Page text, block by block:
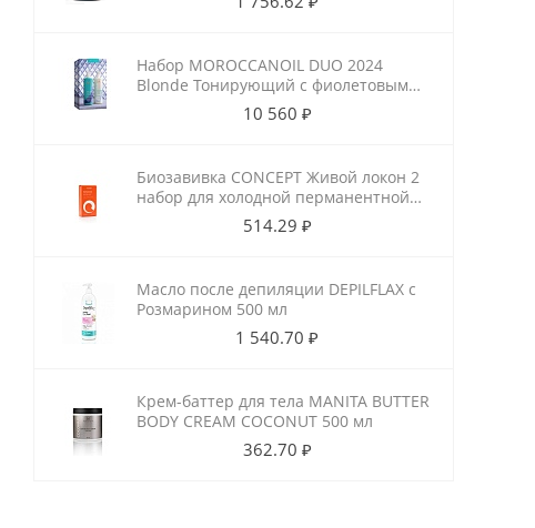
Набор MOROCCANOIL DUO 2024
Blonde Тонирующий с фиолетовым
10 560 ₽
Биозавивка CONCEPT Живой локон 2
набор для холодной перманентной
завивки для ослабленных волос
514.29 ₽
Масло после депиляции DEPILFLAX с
Розмарином 500 мл
1 540.70 ₽
Крем-баттер для тела MANITA BUTTER
BODY CREAM COCONUT 500 мл
362.70 ₽